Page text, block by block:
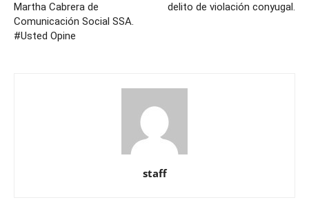
Martha Cabrera de
Comunicación Social SSA.
#Usted Opine
delito de violación conyugal.
staff